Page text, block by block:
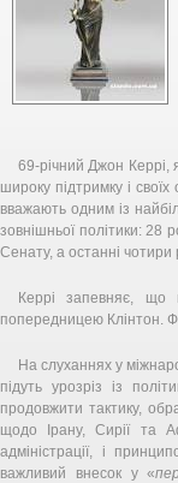
69-річний Джон Керрі,
широку підтримку і своїх
вважають одним із
зовнішньої політики: 28
Сенату, а останні чотири
Керрі запевняє, що
попередницею Клінтон.
На слуханнях у
підуть урозріз із
продовжити тактику,
щодо Ірану, Сирії та
адміністрації, і
важливий внесок у «